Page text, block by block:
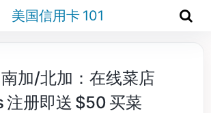
美国信用卡 101
南加/北加：在线菜店
注册即送 $50 买菜